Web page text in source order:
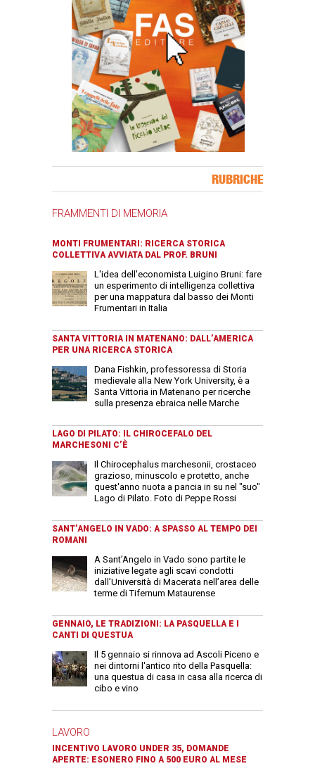
RUBRICHE
FRAMMENTI DI MEMORIA
MONTI FRUMENTARI: RICERCA STORICA
COLLETTIVA AVVIATA DAL PROF. BRUNI
L'idea dell'economista Luigino Bruni: fare
un esperimento di intelligenza collettiva
per una mappatura dal basso dei Monti
Frumentari in Italia
SANTA VITTORIA IN MATENANO: DALL’AMERICA
PER UNA RICERCA STORICA
Dana Fishkin, professoressa di Storia
medievale alla New York University, è a
Santa Vittoria in Matenano per ricerche
sulla presenza ebraica nelle Marche
LAGO DI PILATO: IL CHIROCEFALO DEL
MARCHESONI C’È
Il Chirocephalus marchesonii, crostaceo
grazioso, minuscolo e protetto, anche
quest'anno nuota a pancia in su nel "suo"
Lago di Pilato. Foto di Peppe Rossi
SANT’ANGELO IN VADO: A SPASSO AL TEMPO DEI
ROMANI
A Sant’Angelo in Vado sono partite le
iniziative legate agli scavi condotti
dall’Università di Macerata nell’area delle
terme di Tifernum Mataurense
GENNAIO, LE TRADIZIONI: LA PASQUELLA E I
CANTI DI QUESTUA
Il 5 gennaio si rinnova ad Ascoli Piceno e
nei dintorni l'antico rito della Pasquella:
una questua di casa in casa alla ricerca di
cibo e vino
LAVORO
INCENTIVO LAVORO UNDER 35, DOMANDE
APERTE: ESONERO FINO A 500 EURO AL MESE